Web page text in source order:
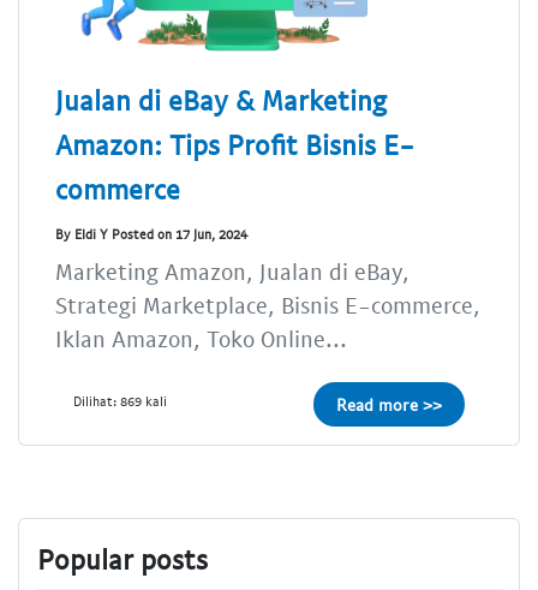
Jualan di eBay & Marketing
Amazon: Tips Profit Bisnis E-
commerce
By Eldi Y Posted on 17 Jun, 2024
Marketing Amazon, Jualan di eBay,
Strategi Marketplace, Bisnis E-commerce,
Iklan Amazon, Toko Online...
Dilihat: 869 kali Read more >>
Popular posts